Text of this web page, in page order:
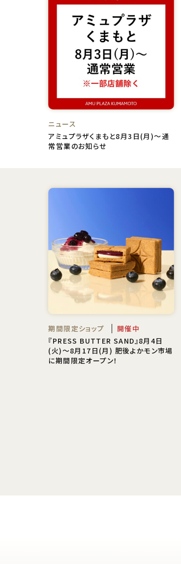
ニュース
アミュプラザくまもと8月3日(月)～通
常営業のお知らせ
期間限定ショップ
開催中
『PRESS BUTTER SAND』8月4日
(火)〜8月17日(月) 肥後よかモン市場
に期間限定オープン！